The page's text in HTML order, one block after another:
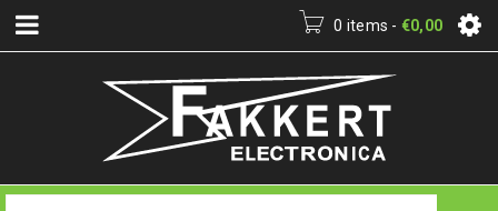
0 items - €0,00